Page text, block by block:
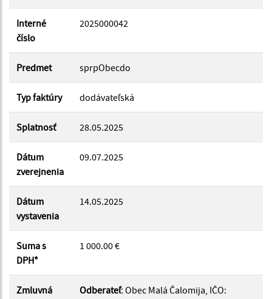
Dátum do:
Suma od:
Suma do:
Filtrovať
Interné
číslo
2025000042
Predmet sprpObecdo
Typ faktúry dodávateľská
Splatnosť 28.05.2025
Dátum
zverejnenia
09.07.2025
Dátum
vystavenia
14.05.2025
Suma s
DPH*
1 000.00 €
Zmluvná
Odberateľ: Obec Malá Čalomija, IČO: